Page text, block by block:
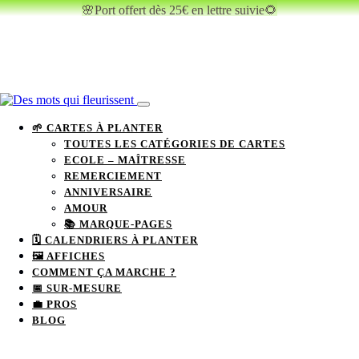
🌸Port offert dès 25€ en lettre suivie🌻
🌱 CARTES À PLANTER
TOUTES LES CATÉGORIES DE CARTES
ECOLE – MAÎTRESSE
REMERCIEMENT
ANNIVERSAIRE
AMOUR
📚 MARQUE-PAGES
🗓 CALENDRIERS À PLANTER
🖼️ AFFICHES
COMMENT ÇA MARCHE ?
📅 SUR-MESURE
💼 PROS
BLOG